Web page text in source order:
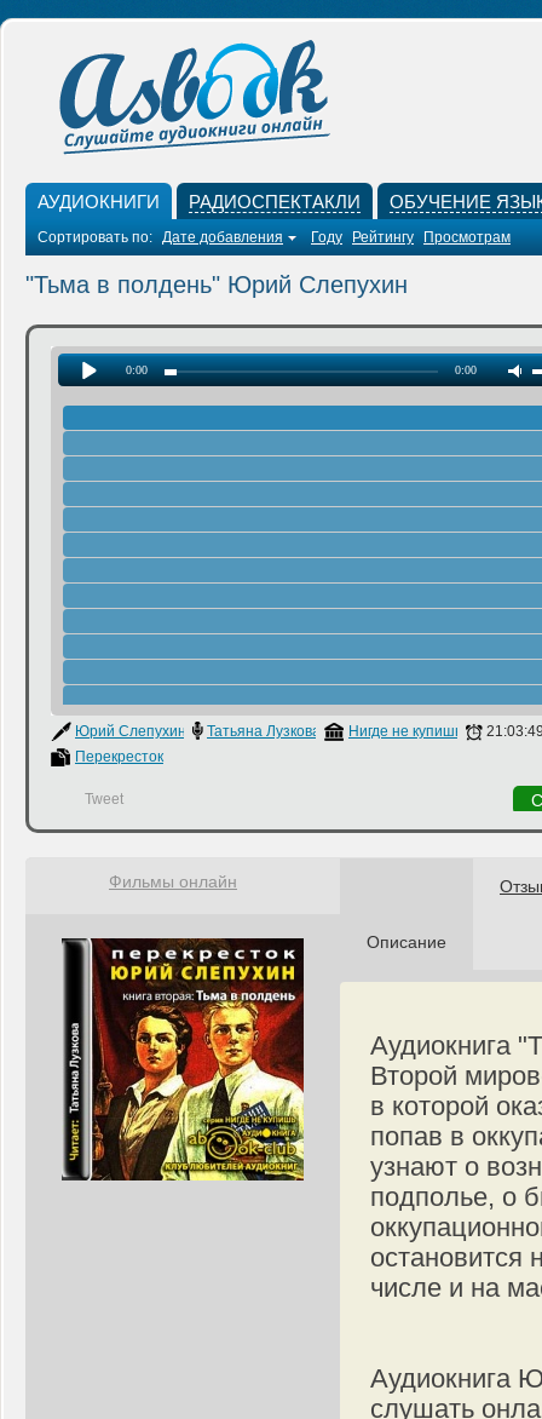
АУДИОКНИГИ РАДИОСПЕКТАКЛИ ОБУЧЕНИЕ
Сортировать по: Дате добавления Году Рейтингу Просмотрам
"Тьма в полдень" Юрий Слепухин
0:00 0:00
Юрий Слепухин Татьяна Лузкова Нигде не купишь
Перекресток
Tweet
Описание
Аудиокнига
Второй
в которой
попав в
узнают о
подполье, о
остановится
числе и на
Аудиокнига
слушать
Фильмы онлайн